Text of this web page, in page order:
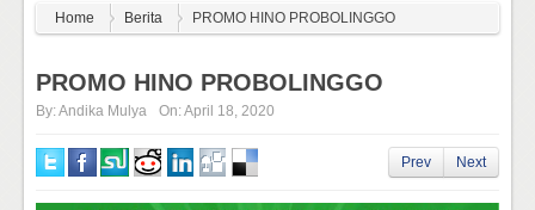
Home Berita PROMO HINO PROBOLINGGO
PROMO HINO PROBOLINGGO
By:Andika Mulya On:April 18, 2020
Prev Next